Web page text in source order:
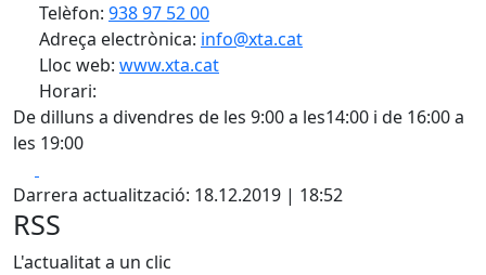
Telèfon: 938 97 52 00
Adreça electrònica: info@xta.cat
Lloc web: www.xta.cat
Horari:
De dilluns a divendres de les 9:00 a les14:00 i de 16:00 a
les 19:00
Darrera actualització: 18.12.2019 | 18:52
RSS
L'actualitat a un clic